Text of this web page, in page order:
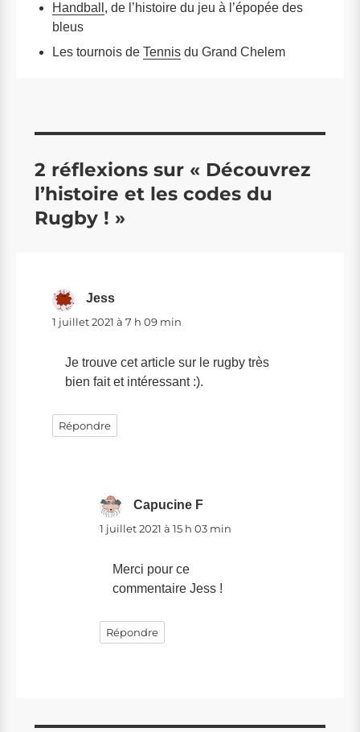
Handball , de l’histoire du jeu à l’épopée des
bleus
Les tournois de Tennis du Grand Chelem
2 réflexions sur « Découvrez
l’histoire et les codes du
Rugby ! »
Jess
1 juillet 2021 à 7 h 09 min
Je trouve cet article sur le rugby très
bien fait et intéressant :).
Répondre
Capucine F
1 juillet 2021 à 15 h 03 min
Merci pour ce
commentaire Jess !
Répondre